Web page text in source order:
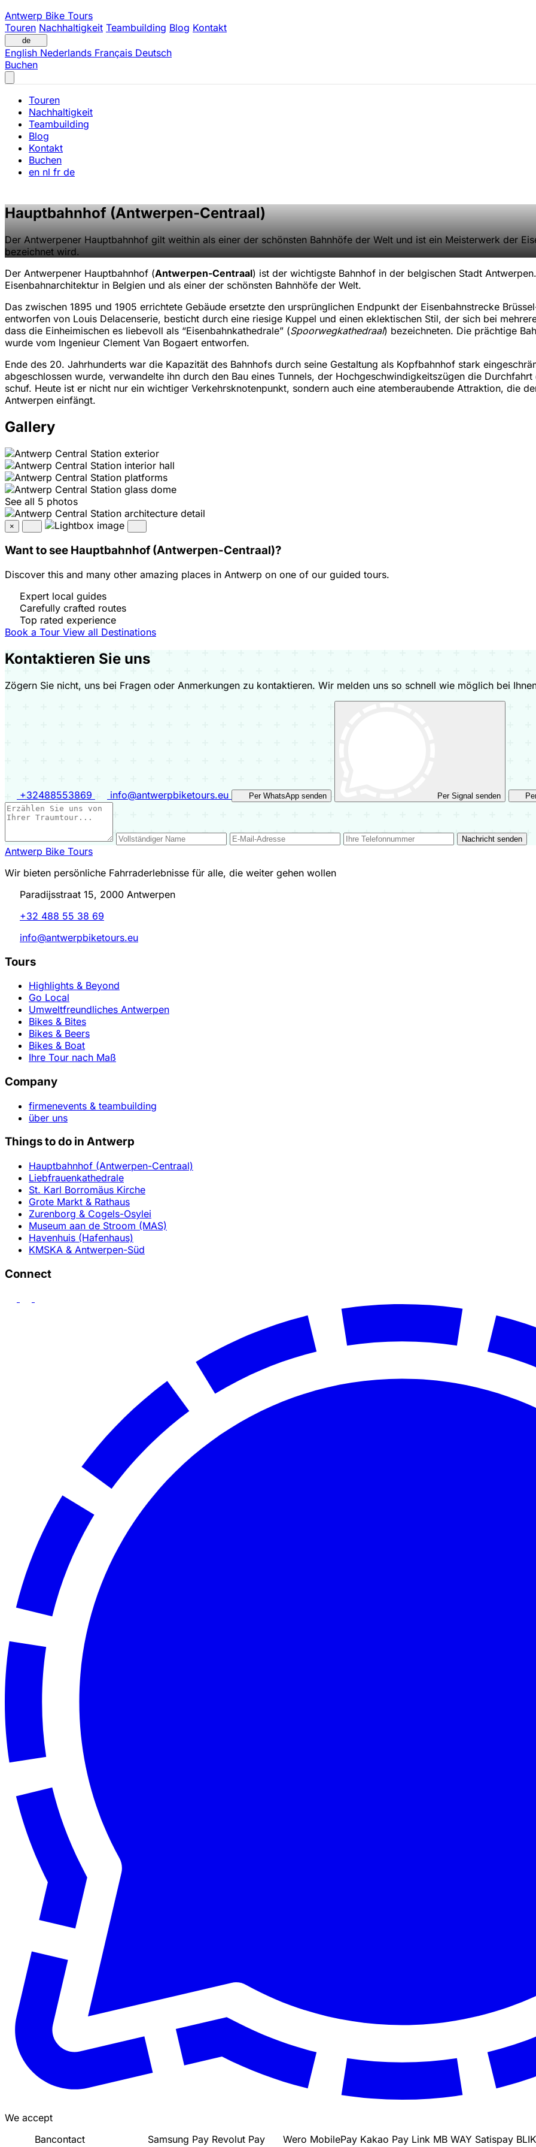
Antwerp Bike Tours
Touren Nachhaltigkeit Teambuilding Blog Kontakt
de
English Nederlands Français Deutsch
Buchen
Touren
Nachhaltigkeit
Teambuilding
Blog
Kontakt
Buchen
en nl fr de
Hauptbahnhof (Antwerpen-Centraal)
Der Antwerpener Hauptbahnhof gilt weithin als einer der schönsten Bahnhöfe der Welt und ist ein Meisterwerk der
bezeichnet wird.
Der Antwerpener Hauptbahnhof (Antwerpen-Centraal) ist der wichtigste Bahnhof in der belgischen Stadt
Eisenbahnarchitektur in Belgien und als einer der schönsten Bahnhöfe der Welt.
Das zwischen 1895 und 1905 errichtete Gebäude ersetzte den ursprünglichen Endpunkt der Eisenbahnstrecke
entworfen von Louis Delacenserie, besticht durch eine riesige Kuppel und einen eklektischen Stil, der sich bei
dass die Einheimischen es liebevoll als “Eisenbahnkathedrale” (Spoorwegkathedraal) bezeichneten. Die prächtige
wurde vom Ingenieur Clement Van Bogaert entworfen.
Ende des 20. Jahrhunderts war die Kapazität des Bahnhofs durch seine Gestaltung als Kopfbahnhof stark
abgeschlossen wurde, verwandelte ihn durch den Bau eines Tunnels, der Hochgeschwindigkeitszügen die
schuf. Heute ist er nicht nur ein wichtiger Verkehrsknotenpunkt, sondern auch eine atemberaubende Attraktion, die
Antwerpen einfängt.
Gallery
See all 5 photos
×
Want to see Hauptbahnhof (Antwerpen-Centraal)?
Discover this and many other amazing places in Antwerp on one of our guided tours.
Expert local guides
Carefully crafted routes
Top rated experience
Book a Tour View all Destinations
Kontaktieren Sie uns
Zögern Sie nicht, uns bei Fragen oder Anmerkungen zu kontaktieren. Wir melden uns so schnell wie möglich bei
+32488553869 info@antwerpbiketours.eu Per WhatsApp senden Per Signal senden
Nachricht senden
Antwerp Bike Tours
Wir bieten persönliche Fahrraderlebnisse für alle, die weiter gehen wollen
Paradijsstraat 15, 2000 Antwerpen
+32 488 55 38 69
info@antwerpbiketours.eu
Tours
Highlights & Beyond
Go Local
Umweltfreundliches Antwerpen
Bikes & Bites
Bikes & Beers
Bikes & Boat
Ihre Tour nach Maß
Company
firmenevents & teambuilding
über uns
Things to do in Antwerp
Hauptbahnhof (Antwerpen-Centraal)
Liebfrauenkathedrale
St. Karl Borromäus Kirche
Grote Markt & Rathaus
Zurenborg & Cogels-Osylei
Museum aan de Stroom (MAS)
Havenhuis (Hafenhaus)
KMSKA & Antwerpen-Süd
Connect
We accept
Bancontact
Samsung Pay Revolut Pay Wero MobilePay Kakao Pay Link MB WAY Satispay BLIK